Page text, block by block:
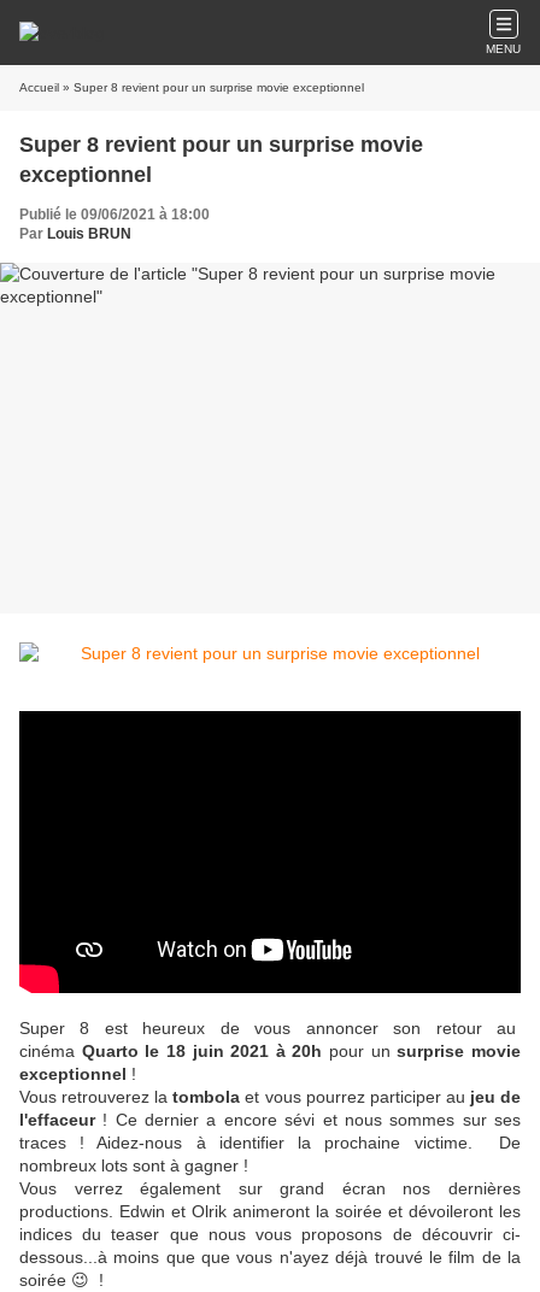
MENU
Accueil » Super 8 revient pour un surprise movie exceptionnel
Super 8 revient pour un surprise movie
exceptionnel
Publié le 09/06/2021 à 18:00
Par Louis BRUN
Super 8 est heureux de vous annoncer son retour au
cinéma Quarto le 18 juin 2021 à 20h pour unsurprise movie
exceptionnel !
Vous retrouverez latombolaet vous pourrez participer au jeu de
l'effaceur! Ce dernier a encore sévi et nous sommes sur ses
traces ! Aidez-nous à identifier la prochaine victime. De
nombreux lots sont à gagner !
Vous verrez également sur grand écran nos dernières
productions. Edwin et Olrik animeront la soirée et dévoileront les
indices du teaser que nous vous proposons de découvrir ci-
dessous...à moins que que vous n'ayez déjà trouvé le film de la
soirée 😉 !